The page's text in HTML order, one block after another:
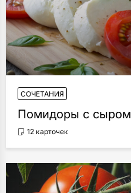
СОЧЕТАНИЯ
Помидоры с сыром
12 карточек